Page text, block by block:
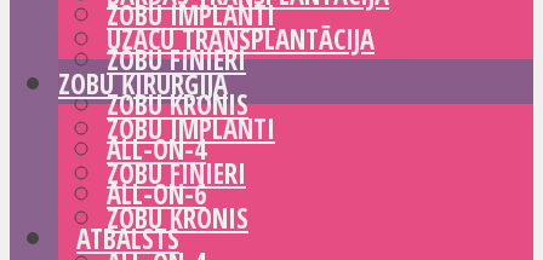
ZOBU IMPLANTI
ZOBU FINIERI
ZOBU KRONIS
ALL-ON-4
ALL-ON-6
ATBALSTS
UZACU TRANSPLANTĀCIJA
ZOBU ĶIRURĢIJA
ZOBU IMPLANTI
ZOBU FINIERI
ZOBU KRONIS